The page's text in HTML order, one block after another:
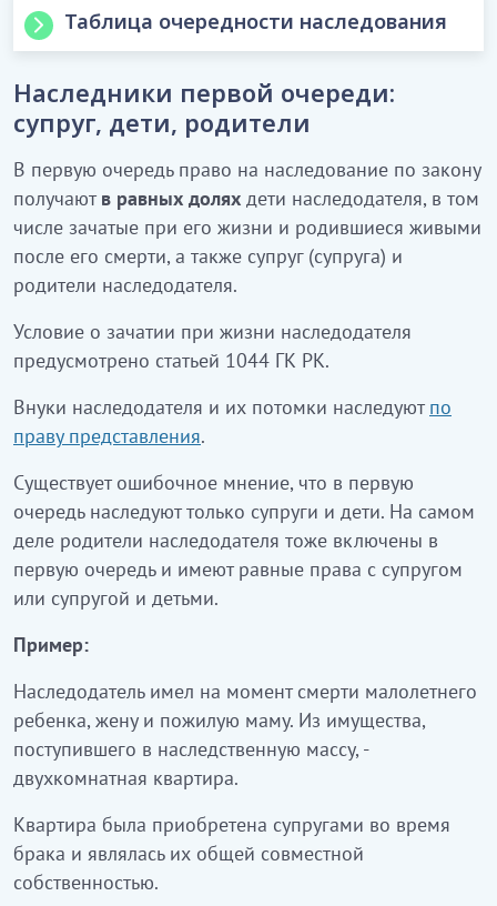
Таблица очередности наследования
1-я
очередь
Внуки и их потомки - по праву
представления.
2-я
очередь
Полнородные и неполнородные
братья и сестры, дедушка и бабушка.
Племянники и племянницы - по праву
представления.
очередь
Родные дяди и тети наследодателя.
Двоюродные братья и сестры - по
праву представления.
очередь
очередь
двоюродные дедушки и бабушки.
6-я
очередь
Двоюродные правнуки и правнучки,
двоюродные племянники и
племянницы, двоюродные дяди и тети.
очередь
совместно проживали с
наследодателем одной семьейне
менее десяти лет.
Примечание:при недостаточности документов,
подтверждающих родственные отношения и их
степень, вопросы об установлении
Наследники первой очереди:
супруг, дети, родители
В первую очередь право на наследование по закону
получают в равных долях дети наследодателя, в том
числе зачатые при его жизни и родившиеся живыми
после его смерти, а также супруг (супруга) и
родители наследодателя.
Условие о зачатии при жизни наследодателя
предусмотрено статьей 1044 ГК РК.
Внуки наследодателя и их потомки наследуют по
праву представления.
Существует ошибочное мнение, что в первую
очередь наследуют только супруги и дети. На самом
деле родители наследодателя тоже включены в
первую очередь и имеют равные права с супругом
или супругой и детьми.
Пример:
Наследодатель имел на момент смерти малолетнего
ребенка, жену и пожилую маму. Из имущества,
поступившего в наследственную массу, -
двухкомнатная квартира.
Квартира была приобретена супругами во время
брака и являлась их общей совместной
собственностью.